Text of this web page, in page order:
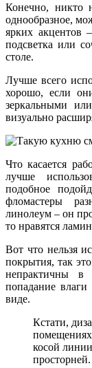
Конечно, никто
однообразное,
ярких акцентов
подсветка или
столе.
Лучше всего
хорошо, если
зеркальными
визуально
Что касается
лучше
подобное
фломастеры
линолеум – он
то нравятся
Вот что нельзя
покрытия, так
непрактичны в
попадание
виде.
Кстати,
косой
просторней.